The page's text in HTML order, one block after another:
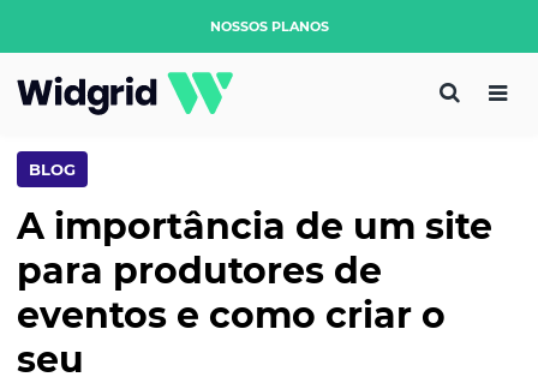
NOSSOS PLANOS
BLOG
A importância de um site
para produtores de
eventos e como criar o
seu